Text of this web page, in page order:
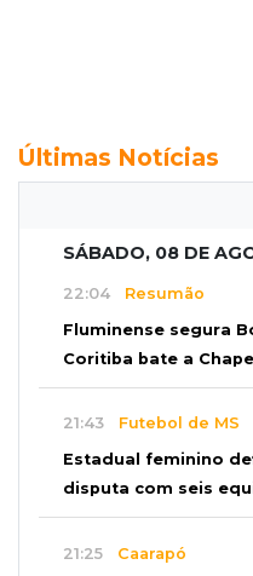
Últimas Notícias
SÁBADO, 08 DE
22:04 Resumão
Fluminense segura
Coritiba bate a
21:43 Futebol de MS
Estadual feminino
disputa com seis
21:25 Caarapó